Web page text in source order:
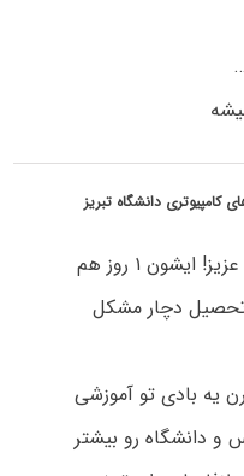
دانشگاه تبریز
این چه پیشنهادیه آخه دوست عزیز! ایشون ۱ روز هم
تحصیل دچار مشکل
۱ هفته میرن یه بادی تو آموزشی
و دانشگاه رو بیشتر